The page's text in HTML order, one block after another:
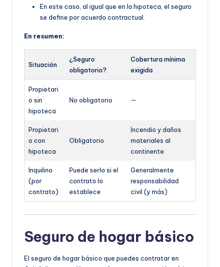
En este caso, al igual que en la hipoteca, el seguro
se define por acuerdo contractual.
En resumen:
Situación
¿Seguro
obligatorio?
Cobertura mínima
exigida
Propietari
o sin
hipoteca
No obligatorio —
Propietari
o con
hipoteca
Obligatorio
Incendio y daños
materiales al
continente
Inquilino
(por
contrato)
Puede serlo si el
contrato lo
establece
Generalmente
responsabilidad
civil (y más)
Seguro de hogar básico
El seguro de hogar básico que puedes contratar en